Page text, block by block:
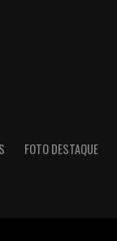
FOTO DESTAQUE